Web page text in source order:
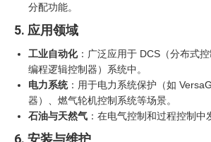
分配功能。
5. 应用领域
工业自动化：广泛应用于 DCS（分布式
编程逻辑控制器）系统中。
电力系统：用于电力系统保护（如
器）、燃气轮机控制系统等场景。
石油与天然气 ：在电气控制和过程控制中
6. 安装与维护